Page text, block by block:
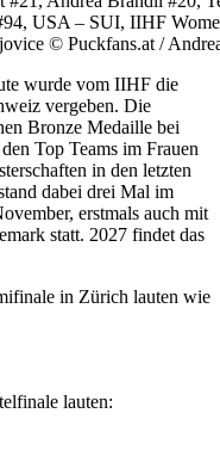
USA – SUI, IIHF
© Puckfans.at /
wurde vom IIHF die
vergeben. Die
Bronze Medaille bei
Top Teams im Frauen
in den letzten
dabei drei Mal im
erstmals auch mit
statt. 2027 findet das
in Zürich lauten wie
lauten: